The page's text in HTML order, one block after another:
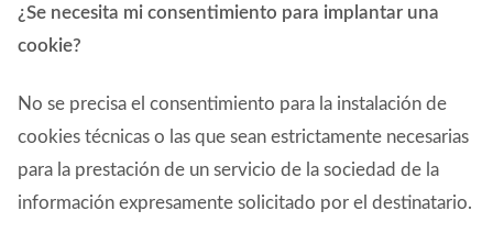
¿Se necesita mi consentimiento para implantar una
cookie?
No se precisa el consentimiento para la instalación de
cookies técnicas o las que sean estrictamente necesarias
para la prestación de un servicio de la sociedad de la
información expresamente solicitado por el destinatario.